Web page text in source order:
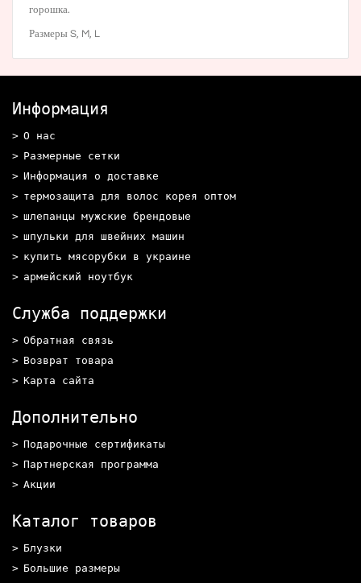
горошка.
Размеры S, M, L
Информация
О нас
Размерные сетки
Информация о доставке
термозащита для волос корея оптом
шлепанцы мужские брендовые
шпульки для швейних машин
купить мясорубки в украине
армейский ноутбук
Служба поддержки
Обратная связь
Возврат товара
Карта сайта
Дополнительно
Подарочные сертификаты
Партнерская программа
Акции
Каталог товаров
Блузки
Большие размеры